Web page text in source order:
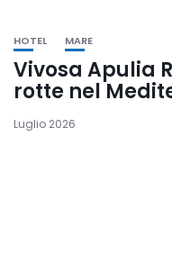
HOTEL MARE
Vivosa Apulia
rotte nel
Luglio 2026